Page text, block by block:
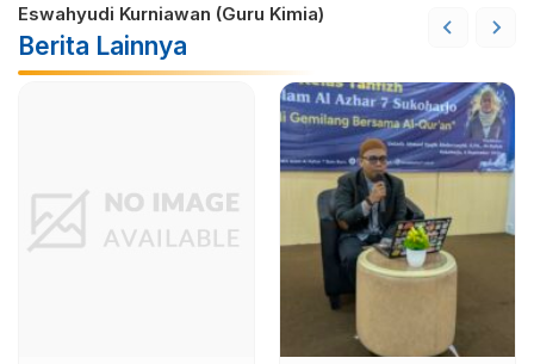
Eswahyudi Kurniawan (Guru Kimia)
Berita Lainnya